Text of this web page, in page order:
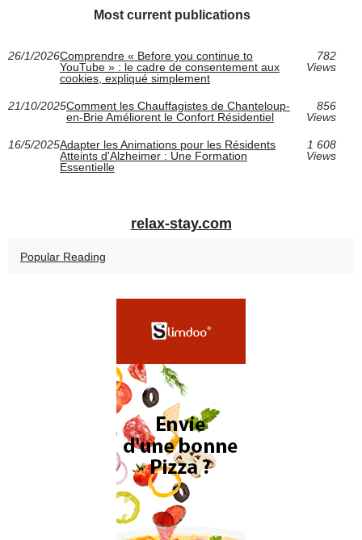
Most current publications
26/1/2026Comprendre « Before you continue to
YouTube » : le cadre de consentement aux
cookies, expliqué simplement
782
Views
21/10/2025Comment les Chauffagistes de Chanteloup-
en-Brie Améliorent le Confort Résidentiel
856
Views
16/5/2025Adapter les Animations pour les Résidents
Atteints d'Alzheimer : Une Formation
Essentielle
1 608
Views
relax-stay.com
Popular Reading